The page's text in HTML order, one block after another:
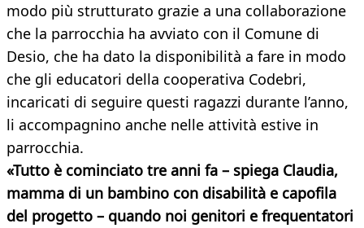
modo più strutturato grazie a una collaborazione
che la parrocchia ha avviato con il Comune di
Desio, che ha dato la disponibilità a fare in modo
che gli educatori della cooperativa Codebri,
incaricati di seguire questi ragazzi durante l’anno,
li accompagnino anche nelle attività estive in
parrocchia.
«Tutto è cominciato tre anni fa – spiega Claudia,
mamma di un bambino con disabilità e capofila
del progetto – quando noi genitori e frequentatori